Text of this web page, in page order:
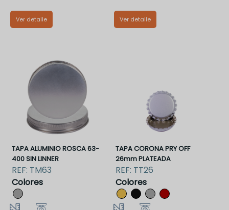
Ver detalle Ver detalle
TAPA ALUMINIO ROSCA 63-
400 SIN LINNER
REF: TM63
Colores
TAPA CORONA PRY OFF
26mm PLATEADA
REF: TT26
Colores